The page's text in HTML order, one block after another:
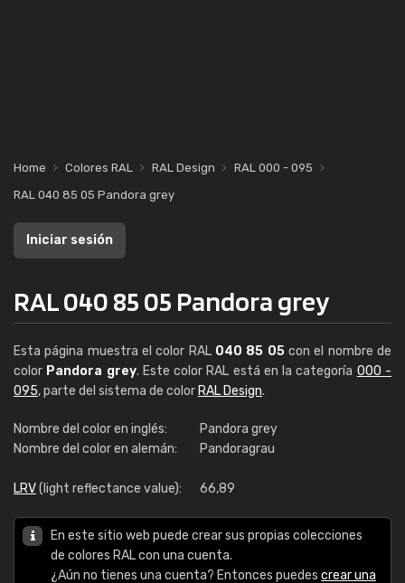
Home Colores RAL RAL Design
RAL 000 - 095
RAL 040 85 05 Pandora grey
Iniciar sesión
RAL 040 85 05 Pandora grey
Esta página muestra el color RAL 040 85 05con el nombre de
color Pandora grey. Este color RAL está en la categoría 000 -
095, parte del sistema de color RAL Design.
Nombre del color en inglés:
Pandora grey
Nombre del color en alemán:
Pandoragrau
LRV(light reflectance value): 66,89
En este sitio web puede crear sus propias colecciones
de colores RAL con una cuenta.
¿Aún no tienes una cuenta? Entonces puedes crear una